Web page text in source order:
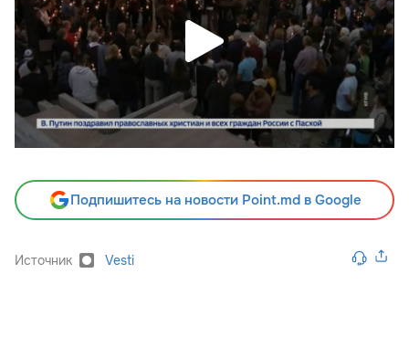
Подпишитесь на новости Point.md в Google
Источник Vesti